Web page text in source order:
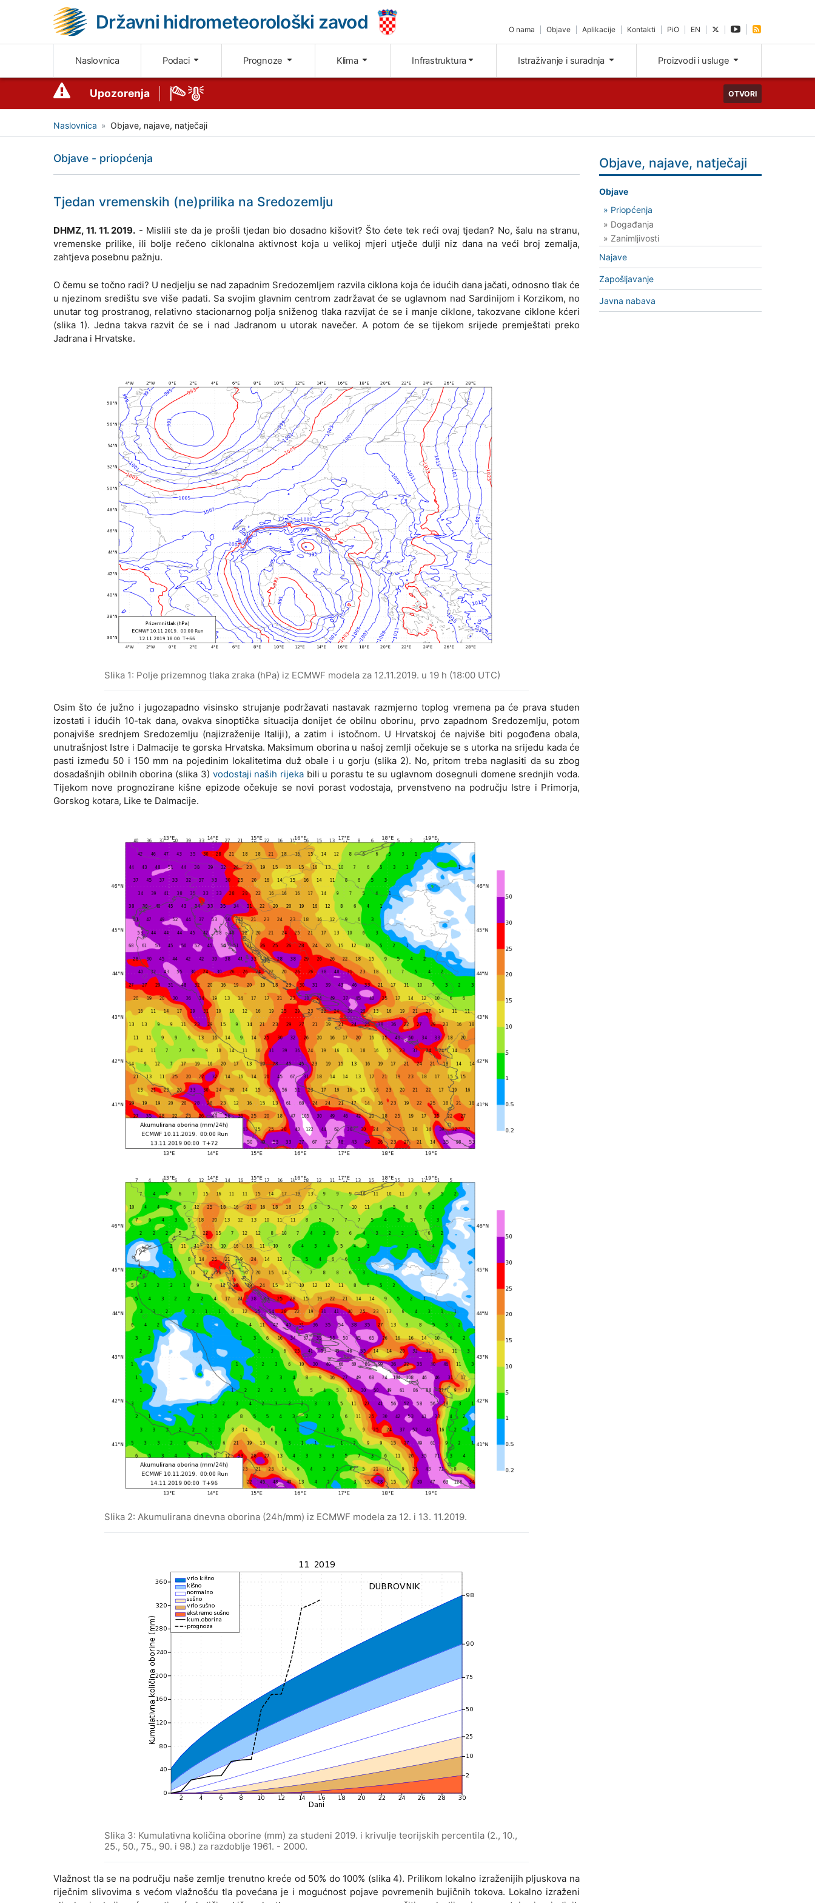
Državni hidrometeorološki zavod O nama Objave Aplikacije Kontakti PiO EN
Naslovnica Podaci Prognoze Klima Infrastruktura Istraživanje i suradnja Proizvodi i usluge
Upozorenja OTVORI
Naslovnica Objave, najave, natječaji
Objave - priopćenja
Tjedan vremenskih (ne)prilika na Sredozemlju
DHMZ, 11. 11. 2019. - Mislili ste da je prošli tjedan bio dosadno kišovit? Što ćete tek reći ovaj tjedan? No, šalu na stranu,
vremenske prilike, ili bolje rečeno ciklonalna aktivnost koja u velikoj mjeri utječe dulji niz dana na veći broj zemalja,
zahtjeva posebnu pažnju.
O čemu se točno radi? U nedjelju se nad zapadnim Sredozemljem razvila ciklona koja će idućih dana jačati, odnosno tlak će
u njezinom središtu sve više padati. Sa svojim glavnim centrom zadržavat će se uglavnom nad Sardinijom i Korzikom, no
unutar tog prostranog, relativno stacionarnog polja sniženog tlaka razvijat će se i manje ciklone, takozvane ciklone kćeri
(slika 1). Jedna takva razvit će se i nad Jadranom u utorak navečer. A potom će se tijekom srijede premještati preko
Jadrana i Hrvatske.
Slika 1: Polje prizemnog tlaka zraka (hPa) iz ECMWF modela za 12.11.2019. u 19 h (18:00 UTC)
Osim što će južno i jugozapadno visinsko strujanje podržavati nastavak razmjerno toplog vremena pa će prava studen
izostati i idućih 10-tak dana, ovakva sinoptička situacija donijet će obilnu oborinu, prvo zapadnom Sredozemlju, potom
ponajviše srednjem Sredozemlju (najizraženije Italiji), a zatim i istočnom. U Hrvatskoj će najviše biti pogođena obala,
unutrašnjost Istre i Dalmacije te gorska Hrvatska. Maksimum oborina u našoj zemlji očekuje se s utorka na srijedu kada će
pasti između 50 i 150 mm na pojedinim lokalitetima duž obale i u gorju (slika 2). No, pritom treba naglasiti da su zbog
dosadašnjih obilnih oborina (slika 3) vodostaji naših rijekabili u porastu te su uglavnom dosegnuli domene srednjih voda.
Tijekom nove prognozirane kišne epizode očekuje se novi porast vodostaja, prvenstveno na području Istre i Primorja,
Gorskog kotara, Like te Dalmacije.
Slika 2: Akumulirana dnevna oborina (24h/mm) iz ECMWF modela za 12. i 13. 11.2019.
Slika 3: Kumulativna količina oborine (mm) za studeni 2019. i krivulje teorijskih percentila (2., 10.,
25., 50., 75., 90. i 98.) za razdoblje 1961. - 2000.
Vlažnost tla se na području naše zemlje trenutno kreće od 50% do 100% (slika 4). Prilikom lokalno izraženijih pljuskova na
riječnim slivovima s većom vlažnošću tla povećana je i mogućnost pojave povremenih bujičnih tokova. Lokalno izraženi
Objave, najave, natječaji
Objave
» Priopćenja
» Događanja
» Zanimljivosti
Najave
Zapošljavanje
Javna nabava